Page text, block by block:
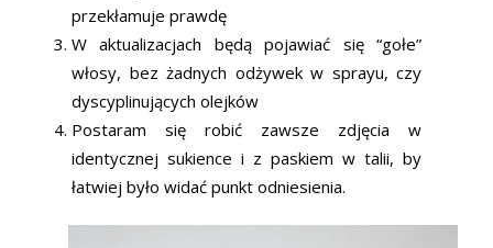
przekłamuje prawdę
W aktualizacjach będą pojawiać się “gołe”
włosy, bez żadnych odżywek w sprayu, czy
dyscyplinujących olejków
Postaram się robić zawsze zdjęcia w
identycznej sukience i z paskiem w talii, by
łatwiej było widać punkt odniesienia.